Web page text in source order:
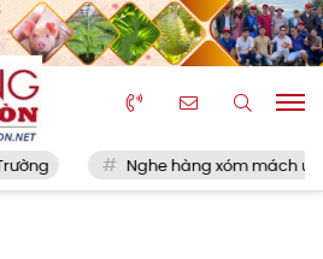
hàng xóm mách uống nước táo ép